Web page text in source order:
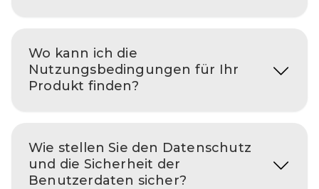
Wo kann ich die
Nutzungsbedingungen für Ihr
Produkt finden?
Wie stellen Sie den Datenschutz
und die Sicherheit der
Benutzerdaten sicher?